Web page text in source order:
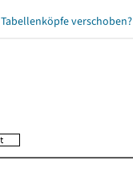
Tabellenköpfe verschoben?